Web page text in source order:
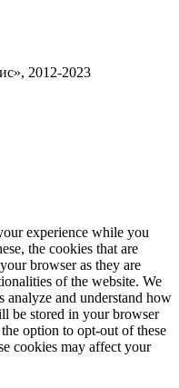
2012-2023
experience while you
the cookies that are
browser as they are
of the website. We
analyze and understand how
be stored in your browser
option to opt-out of these
cookies may affect your